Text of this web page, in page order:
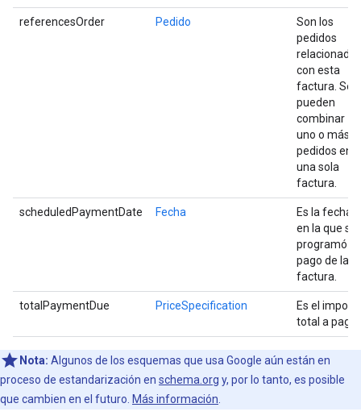
referencesOrder Pedido
Son los
pedidos
relacionados
con esta
factura. Se
pueden
combinar
uno o más
pedidos en
una sola
factura.
scheduledPaymentDate Fecha
Es la fecha
en la que se
programó el
pago de la
factura.
totalPaymentDue PriceSpecification
Es el
total a
Nota: Algunos de los esquemas que usa Google aún están en
proceso de estandarización en schema.org y, por lo tanto, es posible
que cambien en el futuro. Más información